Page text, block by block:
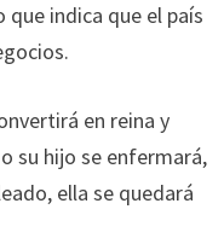
que indica que el país
en reina y
su hijo se enfermará,
ella se quedará